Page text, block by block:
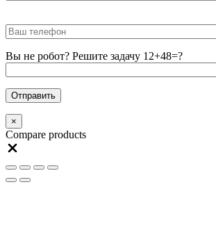
Вы не робот? Решите задачу 12+48=?
×
Compare products